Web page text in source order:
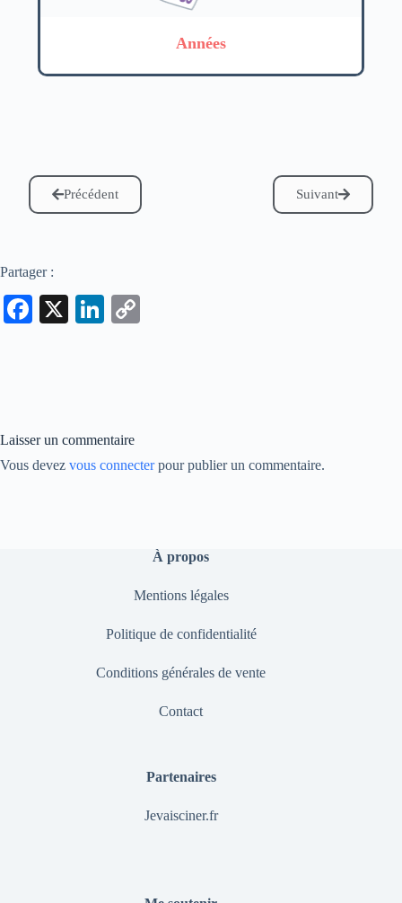
Années
Précédent Suivant
Partager :
Fa X
Li
Laisser un commentaire
Vous devez vous connecterpour publier un commentaire.
À propos
Mentions légales
Politique de confidentialité
Conditions générales de vente
Contact
Partenaires
Jevaisciner.fr